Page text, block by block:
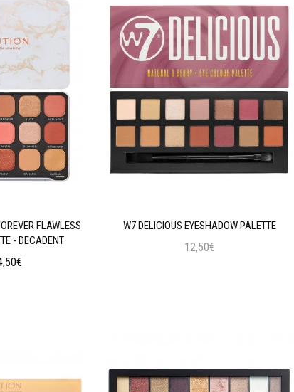
FLAWLESS
- DECADENT
W7 DELICIOUS EYESHADOW PALETTE
12,50€